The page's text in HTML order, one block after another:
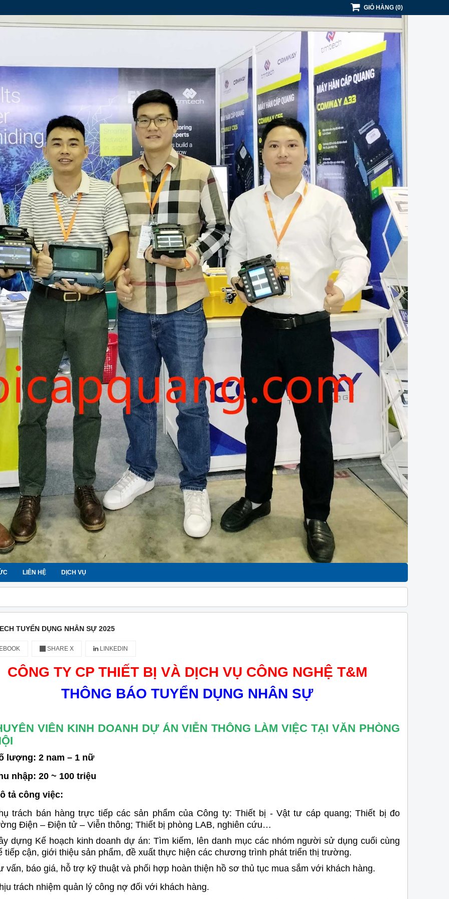
GIỎ HÀNG (0)
LIÊN HỆ DỊCH VỤ
TUYỂN DỤNG NHÂN SỰ 2025
SHARE X LINKEDIN
CÔNG TY CP THIẾT BỊ VÀ DỊCH VỤ CÔNG NGHỆ T&M
THÔNG BÁO TUYỂN DỤNG NHÂN SỰ
VIÊN KINH DOANH DỰ ÁN VIỄN THÔNG LÀM VIỆC TẠI VĂN PHÒNG
lượng: 2 nam – 1 nữ
nhập: 20 ~ 100 triệu
tả công việc:
trách bán hàng trực tiếp các sản phẩm của Công ty: Thiết bị - Vật tư cáp quang; Thiết bị đo
Điện – Điện tử – Viễn thông; Thiết bị phòng LAB, nghiên cứu…
dựng Kế hoạch kinh doanh dự án: Tìm kiếm, lên danh mục các nhóm người sử dụng cuối cùng
tiếp cận, giới thiệu sản phẩm, đề xuất thực hiện các chương trình phát triển thị trường.
vấn, báo giá, hỗ trợ kỹ thuật và phối hợp hoàn thiện hồ sơ thủ tục mua sắm với khách hàng.
trách nhiệm quản lý công nợ đối với khách hàng.